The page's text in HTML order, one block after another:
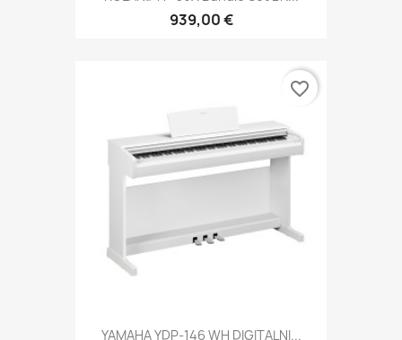
939,00 €
YAMAHA YDP-146 WH DIGITALNI...
favorite_border